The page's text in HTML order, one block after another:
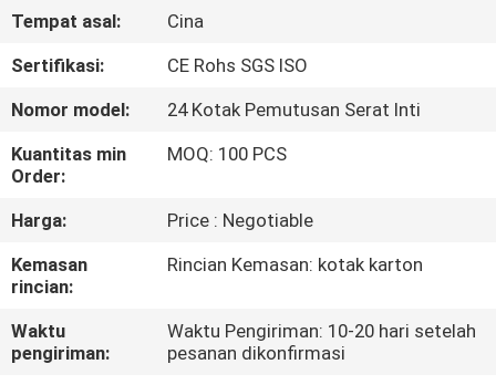
KAMI
PABRIK
KUALITAS
KAMI
Tempat asal:
Cina
Sertifikasi:
CE Rohs SGS ISO
Nomor model:
24 Kotak Pemutusan Serat Inti
Kuantitas min
Order:
MOQ: 100 PCS
Harga:
Price : Negotiable
Kemasan
rincian:
Rincian Kemasan: kotak karton
Waktu
pengiriman:
Waktu Pengiriman: 10-20 hari setelah
pesanan dikonfirmasi